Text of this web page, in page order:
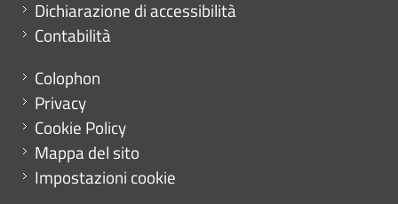
Dichiarazione di accessibilità
Contabilità
Menu footer
Colophon
Privacy
Cookie Policy
Mappa del sito
Impostazioni cookie